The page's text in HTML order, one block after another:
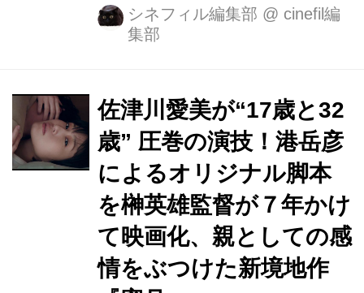
み出せない、家族の愛の物語『蜜月』
が、2022年春テアトル新宿を皮切りに
ど、これまで社会の片隅で生きる男た
ちを描き定評のある榊英雄監督が、７
年越しに取り組み、リアルな親として
の感情をぶつけ、“家族の愛”という新
境地を切り開いた。 本作は、母親との
抑圧された暮しの中で歪められた少女
の幼く危うい性を描き、生ぬるい家族
愛映画とは完全に一線を画したオリジ
シネフィル編集部 @ cinefil編
集部
佐津川愛美が“17歳と32
歳” 圧巻の演技！港岳彦
によるオリジナル脚本
を榊英雄監督が７年かけ
て映画化、親としての感
情をぶつけた新境地作